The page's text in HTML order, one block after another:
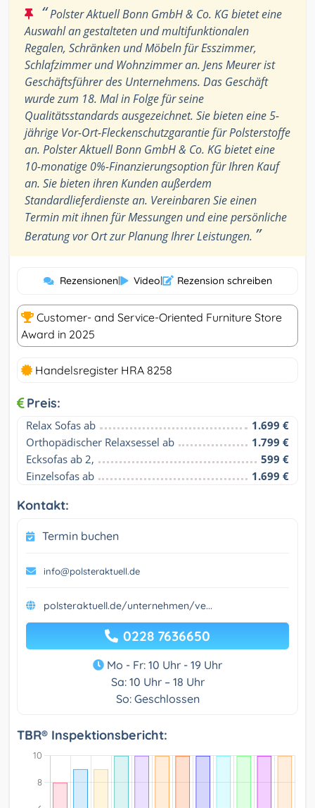
“Polster Aktuell Bonn GmbH & Co. KG bietet eine
Auswahl an gestalteten und multifunktionalen
Regalen, Schränken und Möbeln für Esszimmer,
Schlafzimmer und Wohnzimmer an. Jens Meurer ist
Geschäftsführer des Unternehmens. Das Geschäft
wurde zum 18. Mal in Folge für seine
Qualitätsstandards ausgezeichnet. Sie bieten eine 5-
jährige Vor-Ort-Fleckenschutzgarantie für Polsterstoffe
an. Polster Aktuell Bonn GmbH & Co. KG bietet eine
10-monatige 0%-Finanzierungsoption für Ihren Kauf
an. Sie bieten ihren Kunden außerdem
Standardlieferdienste an. Vereinbaren Sie einen
Termin mit ihnen für Messungen und eine persönliche
Beratung vor Ort zur Planung Ihrer Leistungen. ”
Rezensionen| Video| Rezension schreiben
Customer- and Service-Oriented Furniture Store
Award in 2025
Handelsregister HRA 8258
Preis:
Relax Sofas ab
1.699 €
Orthopädischer Relaxsessel ab
1.799 €
Ecksofas ab 2,
599 €
Einzelsofas ab
1.699 €
Kontakt:
Termin buchen
info@polsteraktuell.de
polsteraktuell.de/unternehmen/ve...
0228 7636650
Mo - Fr: 10 Uhr - 19 Uhr
Sa: 10 Uhr – 18 Uhr
So: Geschlossen
TBR® Inspektionsbericht: